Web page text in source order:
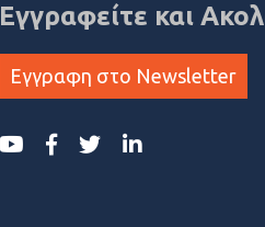
Εγγραφείτε και
Εγγραφη στο Newsletter